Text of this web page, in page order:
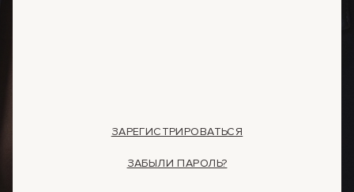
ЗАРЕГИСТРИРОВАТЬСЯ
ЗАБЫЛИ ПАРОЛЬ?